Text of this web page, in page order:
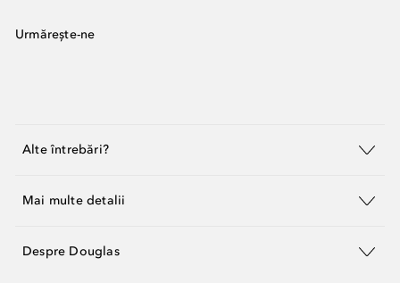
Urmărește-ne
Alte întrebări?
Mai multe detalii
Despre Douglas